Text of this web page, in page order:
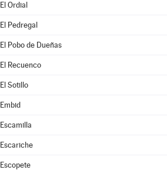
El Ordial
El Pedregal
El Pobo de Dueñas
El Recuenco
El Sotillo
Embid
Escamilla
Escariche
Escopete